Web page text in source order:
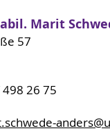
Marit
57
26 75
anders